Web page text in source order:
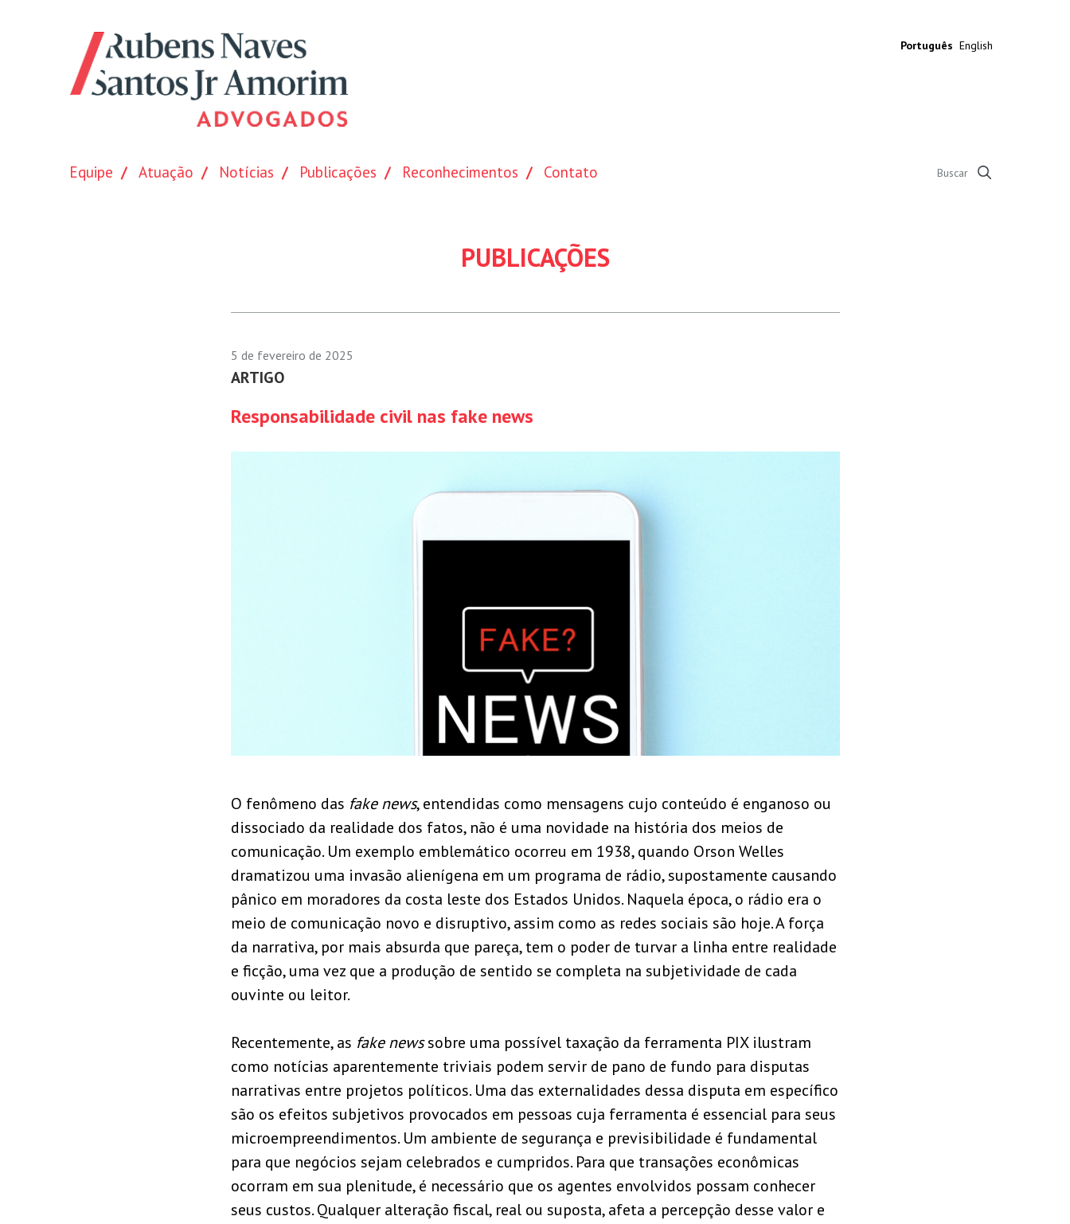
Português English
Equipe Atuação Notícias Publicações Reconhecimentos Contato
PUBLICAÇÕES
5 de fevereiro de 2025
ARTIGO
Responsabilidade civil nas fake news
O fenômeno das fake news, entendidas como mensagens cujo conteúdo é enganoso ou
dissociado da realidade dos fatos, não é uma novidade na história dos meios de
comunicação. Um exemplo emblemático ocorreu em 1938, quando Orson Welles
dramatizou uma invasão alienígena em um programa de rádio, supostamente causando
pânico em moradores da costa leste dos Estados Unidos. Naquela época, o rádio era o
meio de comunicação novo e disruptivo, assim como as redes sociais são hoje. A força
da narrativa, por mais absurda que pareça, tem o poder de turvar a linha entre realidade
e ficção, uma vez que a produção de sentido se completa na subjetividade de cada
ouvinte ou leitor.
Recentemente, as fake newssobre uma possível taxação da ferramenta PIX ilustram
como notícias aparentemente triviais podem servir de pano de fundo para disputas
narrativas entre projetos políticos. Uma das externalidades dessa disputa em específico
são os efeitos subjetivos provocados em pessoas cuja ferramenta é essencial para seus
microempreendimentos. Um ambiente de segurança e previsibilidade é fundamental
para que negócios sejam celebrados e cumpridos. Para que transações econômicas
ocorram em sua plenitude, é necessário que os agentes envolvidos possam conhecer
seus custos. Qualquer alteração fiscal, real ou suposta, afeta a percepção desse valor e